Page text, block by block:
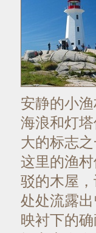
安静的小
海浪和灯
大的标志
这里的渔
驳的木屋
处处流露
映衬下的